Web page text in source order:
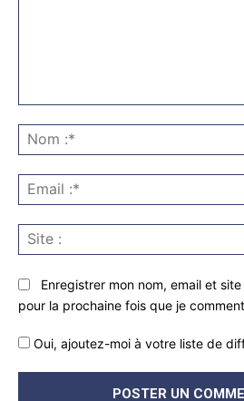
Enregistrer mon nom, email et
pour la prochaine fois que je
Oui, ajoutez-moi à votre liste de